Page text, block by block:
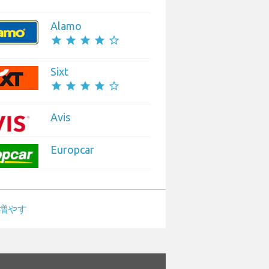
Alamo
star star star star star_border
Sixt
star star star star star_border
Avis
Europcar
やす